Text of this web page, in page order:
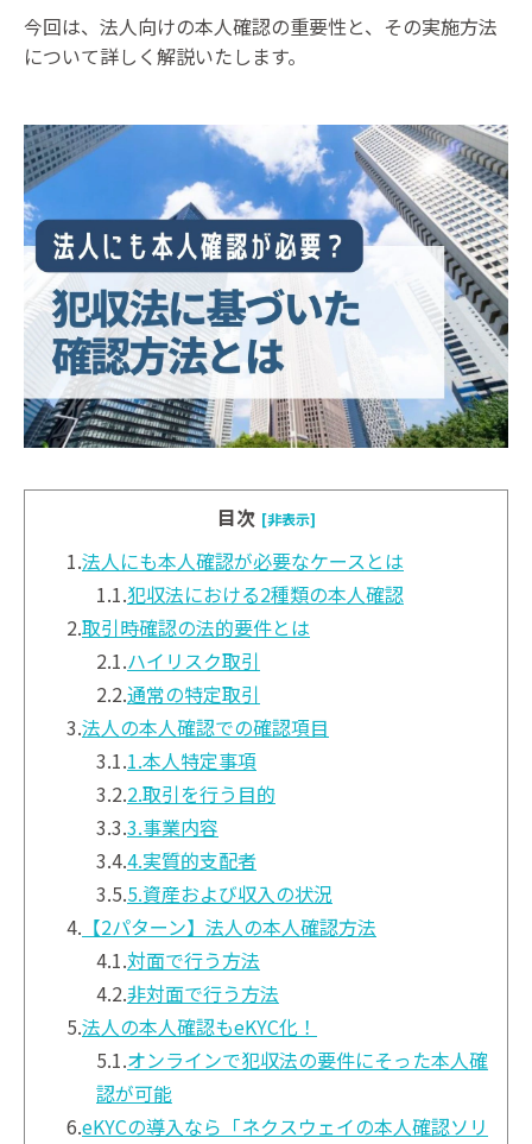
今回は、法人向けの本人確認の重要性と、その実施方法
について詳しく解説いたします。
目次 [非表示]
1.法人にも本人確認が必要なケースとは
1.1.犯収法における2種類の本人確認
2.取引時確認の法的要件とは
2.1.ハイリスク取引
2.2.通常の特定取引
3.法人の本人確認での確認項目
3.1.1.本人特定事項
3.2.2.取引を行う目的
3.3.3.事業内容
3.4.4.実質的支配者
3.5.5.資産および収入の状況
4. 【2パターン】法人の本人確認方法
4.1.対面で行う方法
4.2.非対面で行う方法
5.法人の本人確認もeKYC化！
5.1.オンラインで犯収法の要件にそった本人確
認が可能
6.eKYCの導入なら「ネクスウェイの本人確認ソリ